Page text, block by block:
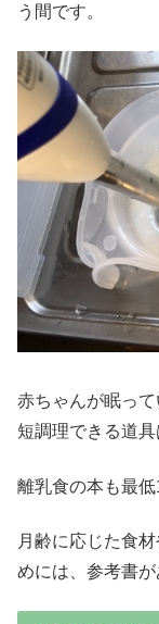
う間です。
赤ちゃんが眠っ
短調理できる道具
離乳食の本も最低
月齢に応じた食
めには、参考書が